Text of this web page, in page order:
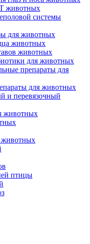
животных
системы
для животных
животных
животных
для животных
препараты для
для животных
и перевязочный
животных
животных
птицы